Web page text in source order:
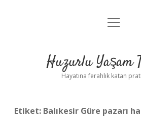
Anasayfa
Yasal Uyarı
menüyü
Huzurlu Yaşam
Hayatına ferahlık katan
Etiket: Balıkesir Güre pazarı